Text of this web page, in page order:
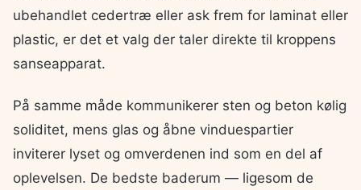
ubehandlet cedertræ eller ask frem for laminat eller
plastic, er det et valg der taler direkte til kroppens
sanseapparat.
På samme måde kommunikerer sten og beton kølig
soliditet, mens glas og åbne vinduespartier
inviterer lyset og omverdenen ind som en del af
oplevelsen. De bedste baderum — ligesom de